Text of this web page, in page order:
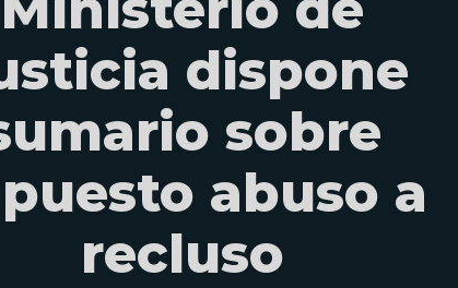
dispone
sobre
abuso a
recluso